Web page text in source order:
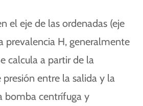
el eje de las ordenadas (eje
prevalencia H, generalmente
calcula a partir de la
presión entre la salida y la
bomba centrífuga y